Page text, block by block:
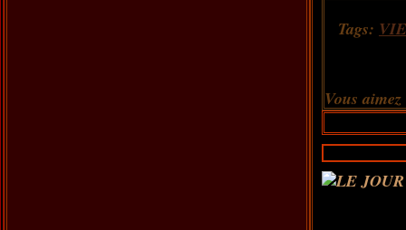
Tags: VIE
Vous aimez